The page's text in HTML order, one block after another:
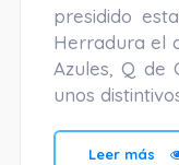
presidido
Herradura el
Azules, Q de
unos
Leer más